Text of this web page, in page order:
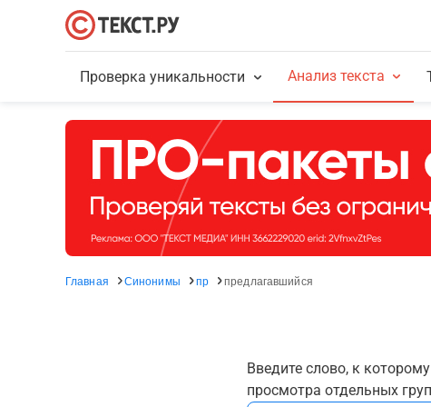
Проверка уникальности Анализ текста
Главная Синонимы пр предлагавшийся
Введите слово, к
просмотра отдельных